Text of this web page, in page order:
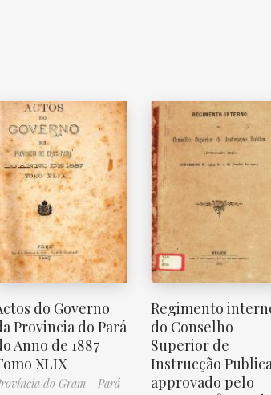
do Governo
Provincia do Pará
Anno de 1887
XLIX
do Gram - Pará
Regimento
do Conselho
Superior de
Instrucção
approvado pelo